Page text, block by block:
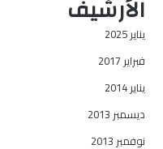
الأرشيف
يناير 2025
فبراير 2017
يناير 2014
ديسمبر 2013
نوفمبر 2013